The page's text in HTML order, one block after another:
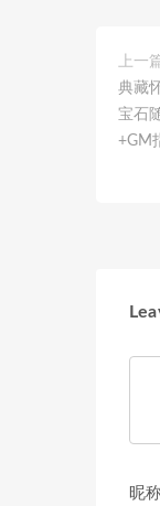
上一
典藏
宝石
+GM
昵